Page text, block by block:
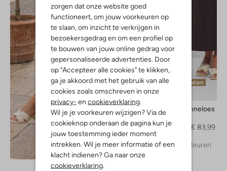
zorgen dat onze website goed
functioneert, om jouw voorkeuren op
te slaan, om inzicht te verkrijgen in
bezoekersgedrag en om een profiel op
te bouwen van jouw online gedrag voor
gepersonaliseerde advertenties. Door
op "Accepteer alle cookies" te klikken,
ga je akkoord met het gebruik van alle
cookies zoals omschreven in onze
privacy- en cookieverklaring.
Wil je je voorkeuren wijzigen? Via de
cookieknop onderaan de pagina kun je
jouw toestemming ieder moment
intrekken. Wil je meer informatie of een
klacht indienen? Ga naar onze
cookieverklaring.
Ontdek de look
Laatste maten
Studio Anneloes
Maxirok
€ 119,95
€ 83,99
+ meer kleuren